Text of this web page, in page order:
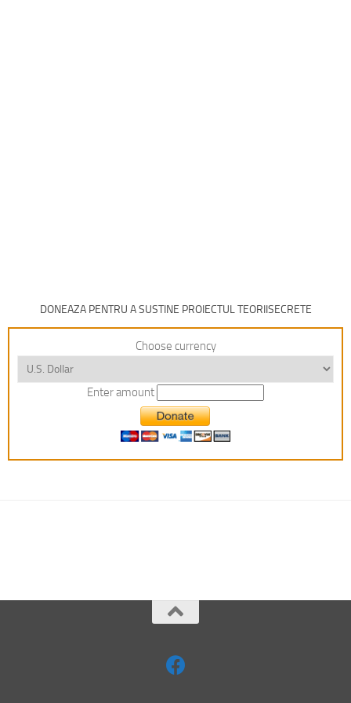
DONEAZA PENTRU A SUSTINE PROIECTUL TEORIISECRETE
Choose currency
Enter amount